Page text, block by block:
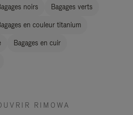
noirs Bagages verts
en couleur titanium
Bagages en cuir
RIMOWA